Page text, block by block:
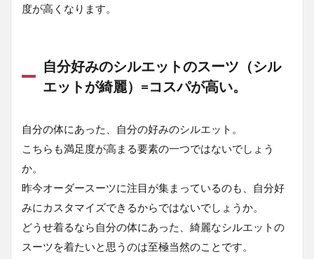
度が高くなります。
自分好みのシルエットのスーツ（シル
エットが綺麗）=コスパが高い。
自分の体にあった、自分の好みのシルエット。
こちらも満足度が高まる要素の一つではないでしょう
か。
昨今オーダースーツに注目が集まっているのも、自分好
みにカスタマイズできるからではないでしょうか。
どうせ着るなら自分の体にあった、綺麗なシルエットの
スーツを着たいと思うのは至極当然のことです。